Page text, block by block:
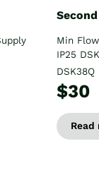
Min
IP25
DSK38Q
$30
Read